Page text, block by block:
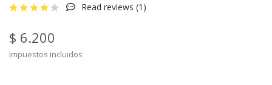
Read reviews (1 )
$ 6.200
Impuestos incluidos